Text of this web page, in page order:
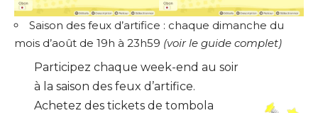
Saison des feux d’artifice : chaque dimanche du
mois d’août de 19h à 23h59 (voir le guide complet)
Participez chaque week-end au soir
à la saison des feux d’artifice.
Achetez des tickets de tombola